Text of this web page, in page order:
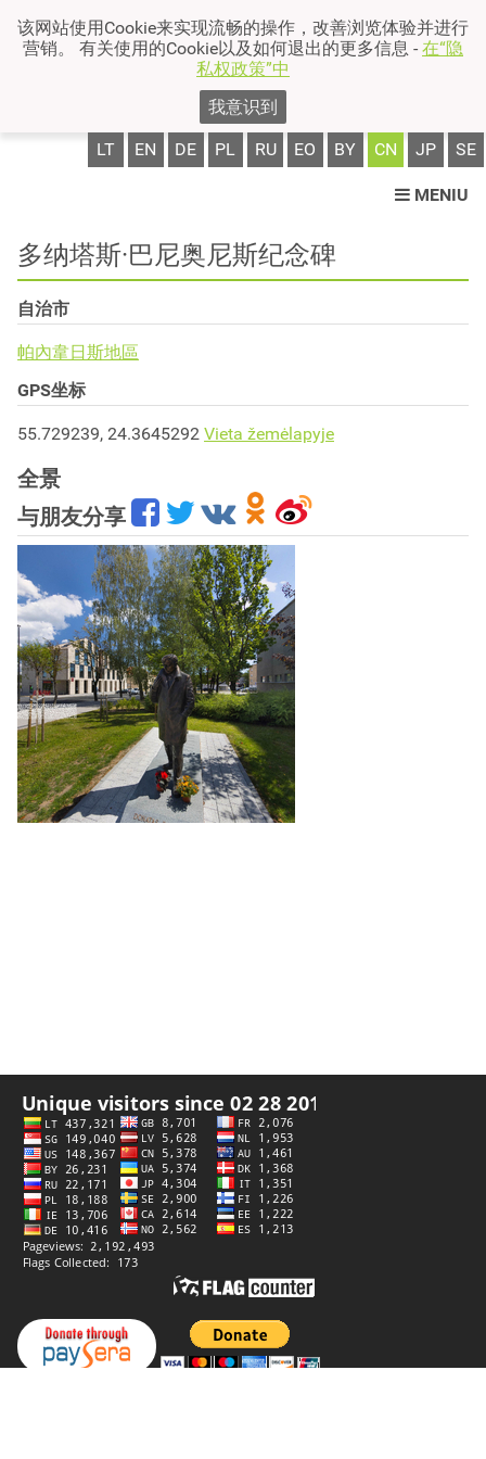
该网站使用Cookie来实现流畅的操作，改善浏览体验并进行
营销。 有关使用的Cookie以及如何退出的更多信息 - 在“隐
私权政策”中
我意识到
LT EN DE PL RU EO BY CN JP SE
MENIU
多纳塔斯·巴尼奥尼斯纪念碑
自治市
帕內韋日斯地區
GPS坐标
55.729239, 24.3645292 Vieta žemėlapyje
全景
与朋友分享